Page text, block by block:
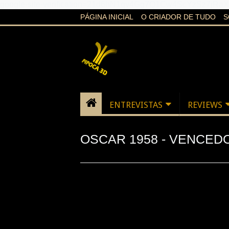
PÁGINA INICIAL O CRIADOR DE TUDO
ENTREVISTAS REVIEWS
OSCAR 1958 -